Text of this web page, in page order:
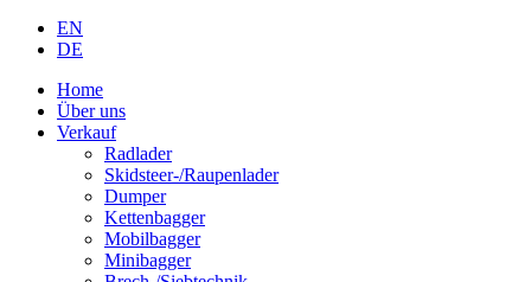
EN
DE
Home
Über uns
Verkauf
Radlader
Skidsteer-/Raupenlader
Dumper
Kettenbagger
Mobilbagger
Minibagger